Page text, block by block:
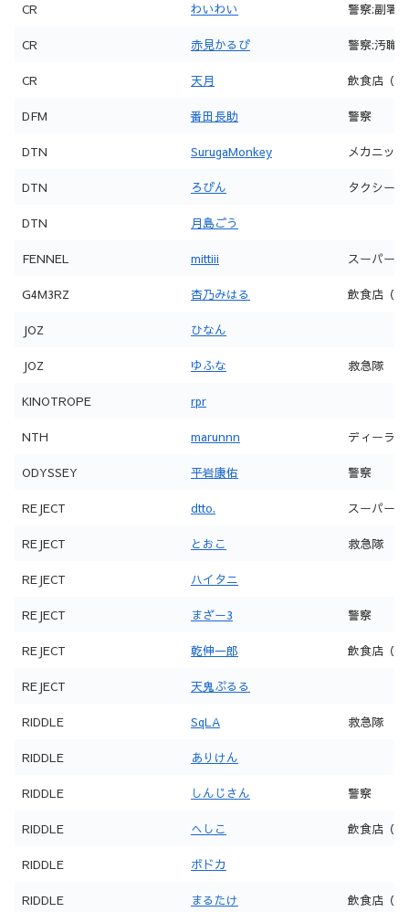
CR わいわい 警察:副署長
CR 赤見かるび 警察:汚職
CR 天月 飲食店（
DFM 番田長助 警察
DTN SurugaMonkey メカニック
DTN ろびん タクシー
DTN 月島ごう
FENNEL mittiii スーパー
G4M3RZ 杏乃みはる 飲食店（
JOZ ひなん
JOZ ゆふな 救急隊
KINOTROPE rpr
NTH marunnn ディーラ
ODYSSEY 平岩康佑 警察
REJECT dtto. スーパー
REJECT とおこ 救急隊
REJECT ハイタニ
REJECT まざー3 警察
REJECT 乾伸一郎 飲食店（
REJECT 天鬼ぷるる
RIDDLE SqLA 救急隊
RIDDLE ありけん
RIDDLE しんじさん 警察
RIDDLE へしこ 飲食店（
RIDDLE ボドカ
RIDDLE まるたけ 飲食店（